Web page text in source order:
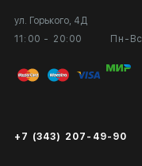
ул. Горького, 4Д
11:00 - 20:00
Пн-Вс
+7 (343) 207-49-90
Вопросы и ответы
Публичная оферта
Экспертиза/Вывоз за границу
Выставка в галерее